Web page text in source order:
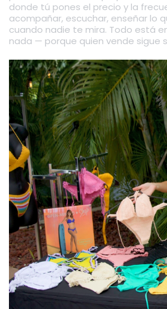
donde tú pones el precio y la
acompañar, escuchar, enseñar lo
cuando nadie te mira. Todo está
nada — porque quien vende sigue